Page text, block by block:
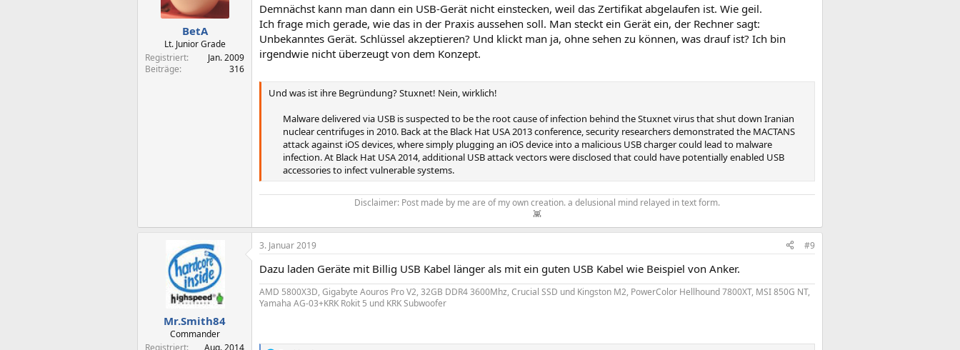
BetA
Lt. Junior Grade
Registriert
Jan. 2009
Beiträge
316
Demnächst kann man dann ein USB-Gerät nicht einstecken, weil das Zertifikat abgelaufen ist. Wie geil.
Ich frage mich gerade, wie das in der Praxis aussehen soll. Man steckt ein Gerät ein, der Rechner sagt:
Unbekanntes Gerät. Schlüssel akzeptieren? Und klickt man ja, ohne sehen zu können, was drauf ist? Ich bin
irgendwie nicht überzeugt von dem Konzept.
Und was ist ihre Begründung? Stuxnet! Nein, wirklich!
Malware delivered via USB is suspected to be the root cause of infection behind the Stuxnet virus that shut down Iranian
nuclear centrifuges in 2010. Back at the Black Hat USA 2013 conference, security researchers demonstrated the MACTANS
attack against iOS devices, where simply plugging an iOS device into a malicious USB charger could lead to malware
infection. At Black Hat USA 2014, additional USB attack vectors were disclosed that could have potentially enabled USB
accessories to infect vulnerable systems.​
Disclaimer: Post made by me are of my own creation. a delusional mind relayed in text form.
👾​
Mr.Smith84
Commander
Registriert
Aug. 2014
3. Januar 2019 #9
Dazu laden Geräte mit Billig USB Kabel länger als mit ein guten USB Kabel wie Beispiel von Anker.
AMD 5800X3D, Gigabyte Aouros Pro V2, 32GB DDR4 3600Mhz, Crucial SSD und Kingston M2, PowerColor Hellhound 7800XT, MSI 850G NT,
Yamaha AG-03+KRK Rokit 5 und KRK Subwoofer